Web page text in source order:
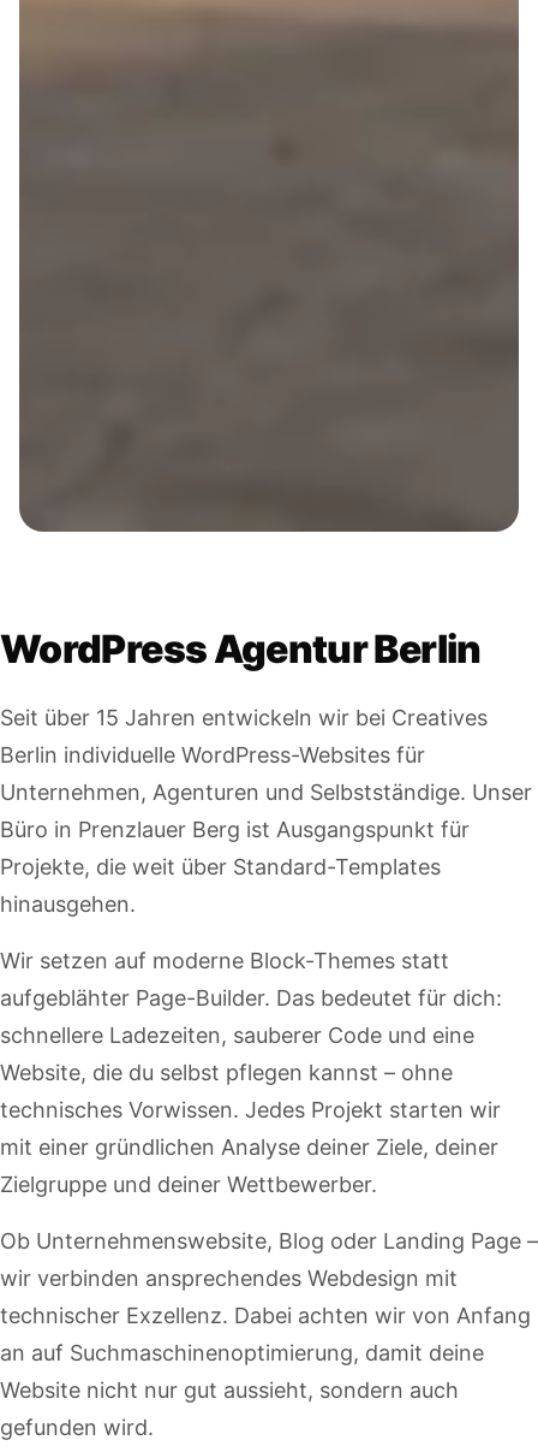
WordPress Agentur Berlin
Seit über 15 Jahren entwickeln wir bei Creatives
Berlin individuelle WordPress-Websites für
Unternehmen, Agenturen und Selbstständige. Unser
Büro in Prenzlauer Berg ist Ausgangspunkt für
Projekte, die weit über Standard-Templates
hinausgehen.
Wir setzen auf moderne Block-Themes statt
aufgeblähter Page-Builder. Das bedeutet für dich:
schnellere Ladezeiten, sauberer Code und eine
Website, die du selbst pflegen kannst – ohne
technisches Vorwissen. Jedes Projekt starten wir
mit einer gründlichen Analyse deiner Ziele, deiner
Zielgruppe und deiner Wettbewerber.
Ob Unternehmenswebsite, Blog oder Landing Page –
wir verbinden ansprechendes Webdesign mit
technischer Exzellenz. Dabei achten wir von Anfang
an auf Suchmaschinenoptimierung, damit deine
Website nicht nur gut aussieht, sondern auch
gefunden wird.